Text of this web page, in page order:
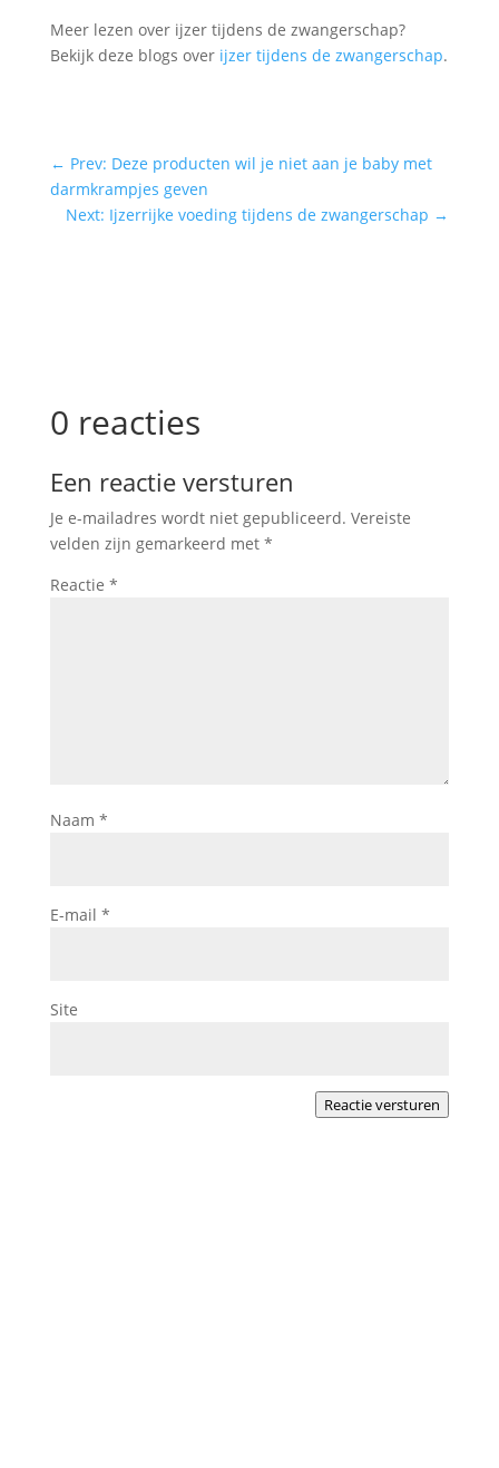
Meer lezen over ijzer tijdens de zwangerschap?
Bekijk deze blogs overijzer tijdens de zwangerschap.
← Prev: Deze producten wil je niet aan je baby met
darmkrampjes geven
Next: Ijzerrijke voeding tijdens de zwangerschap →
0 reacties
Een reactie versturen
Je e-mailadres wordt niet gepubliceerd. Vereiste
velden zijn gemarkeerd met *
Reactie *
Naam *
E-mail *
Site
Reactie versturen